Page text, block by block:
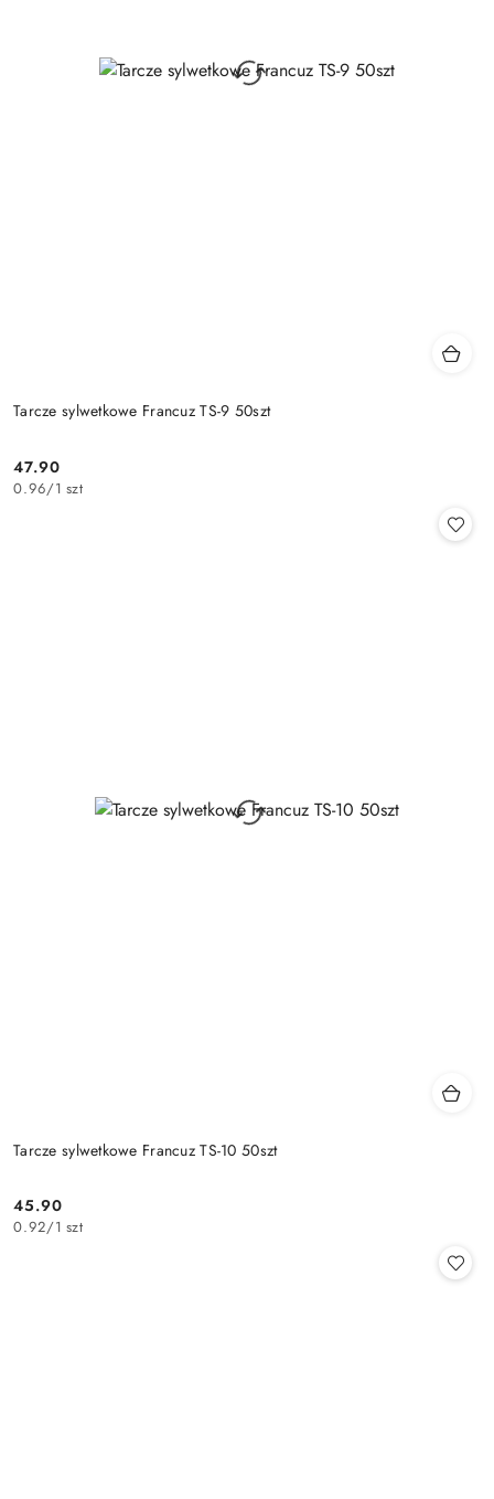
Tarcze sylwetkowe Francuz TS-9 50szt
Cena:
47.90
0.96/1 szt
Tarcze sylwetkowe Francuz TS-10 50szt
Cena:
45.90
0.92/1 szt